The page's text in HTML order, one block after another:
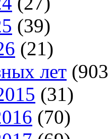
(39)
(21)
лет
(31)
(70)